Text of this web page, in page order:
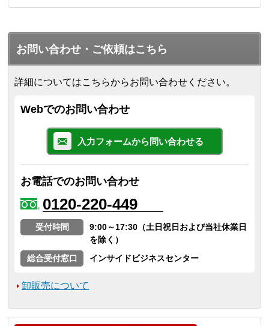
お問い合わせ・ご依頼はこちら
詳細についてはこちらからお問い合わせください。
Webでのお問い合わせ
入力フォームから問い合わせる
お電話でのお問い合わせ
0120-220-449
受付時間
9:00～17:30（土日祝日および当社休業日
を除く）
総合受付窓口
インサイドビジネスセンター
卸販売について